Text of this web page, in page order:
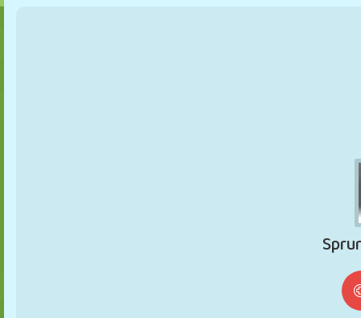
LABERINTOS
TRES EN RAYA